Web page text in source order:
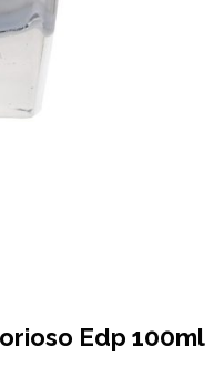
Edp 100ml